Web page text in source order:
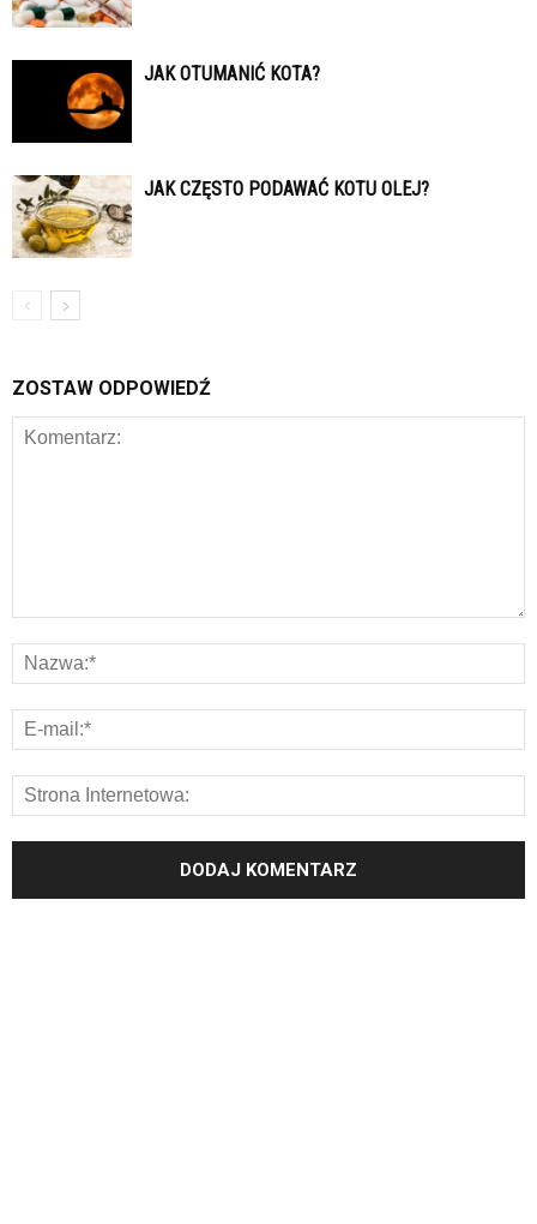
JAK OTUMANIĆ KOTA?
JAK CZĘSTO PODAWAĆ KOTU OLEJ?
ZOSTAW ODPOWIEDŹ